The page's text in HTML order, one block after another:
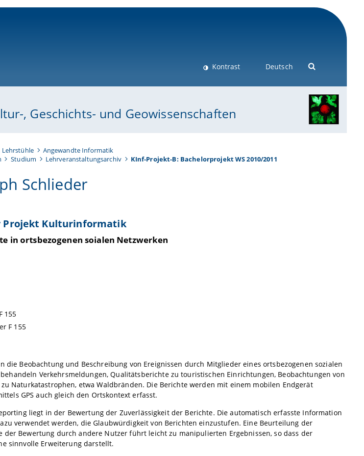
Kontrast Deutsch
, Geschichts- und Geowissenschaften
Lehrstühle
Angewandte Informatik
Studium Lehrveranstaltungsarchiv KInf-Projekt-B: Bachelorprojekt WS 2010/2011
Schlieder
Projekt Kulturinformatik
in ortsbezogenen soialen Netzwerken
155
F 155
die Beobachtung und Beschreibung von Ereignissen durch Mitglieder eines ortsbezogenen sozialen
Verkehrsmeldungen, Qualitätsberichte zu touristischen Einrichtungen, Beobachtungen von
Naturkatastrophen, etwa Waldbränden. Die Berichte werden mit einem mobilen Endgerät
GPS auch gleich den Ortskontext erfasst.
liegt in der Bewertung der Zuverlässigkeit der Berichte. Die automatisch erfasste Information
verwendet werden, die Glaubwürdigkeit von Berichten einzustufen. Eine Beurteilung der
der Bewertung durch andere Nutzer führt leicht zu manipulierten Ergebnissen, so dass der
sinnvolle Erweiterung darstellt.